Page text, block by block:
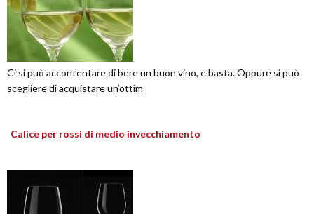
Ci si può accontentare di bere un buon vino, e basta. Oppure si può
scegliere di acquistare un’ottim
Calice per rossi di medio invecchiamento